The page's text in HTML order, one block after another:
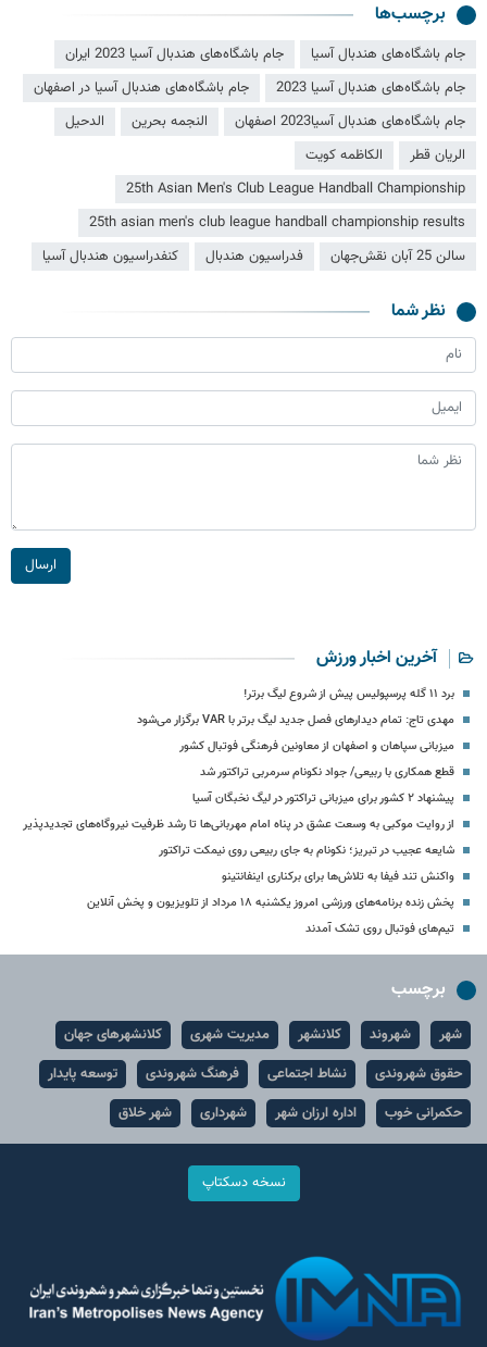
برچسب‌ها
جام باشگاه‌های هندبال آسیا
جام باشگاه‌های هندبال آسیا 2023 ایران
جام باشگاه‌های هندبال آسیا 2023
جام باشگاه‌های هندبال آسیا در اصفهان
جام باشگاه‌های هندبال آسیا2023 اصفهان
النجمه بحرین
الدحیل
الریان قطر
الکاظمه کویت
25th Asian Men's Club League Handball Championship
25th asian men's club league handball championship results
سالن 25 آبان نقش‌جهان
فدراسیون هندبال کنفدراسیون هندبال آسیا
نظر شما
ارسال
آخرین اخبار ورزش
برد ۱۱ گله پرسپولیس پیش از شروع لیگ برتر!
مهدی تاج: تمام دیدارهای فصل جدید لیگ برتر با VAR برگزار می‌شود
میزبانی سپاهان و اصفهان از معاونین فرهنگی فوتبال کشور
قطع همکاری با ربیعی/ جواد نکونام سرمربی تراکتور شد
پیشنهاد ۲ کشور برای میزبانی تراکتور در لیگ نخبگان آسیا
از روایت موکبی به وسعت عشق در پناه امام مهربانی‌ها تا رشد ظرفیت نیروگاه‌های تجدیدپذیر
شایعه عجیب در تبریز؛ نکونام به جای ربیعی روی نیمکت تراکتور
واکنش تند فیفا به تلاش‌ها برای برکناری اینفانتینو
پخش زنده برنامه‌های ورزشی امروز یکشنبه ۱۸ مرداد از تلویزیون و پخش آنلاین
تیم‌های فوتبال روی تشک آمدند
برچسب
شهر شهروند کلانشهر مدیریت شهری
کلانشهرهای جهان
حقوق شهروندی
نشاط اجتماعی فرهنگ شهروندی
توسعه پایدار
حکمرانی خوب
اداره ارزان شهر شهرداری شهر خلاق
نسخه دسکتاپ